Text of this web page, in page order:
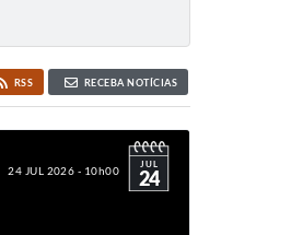
RSS RECEBA NOTÍCIAS
24 JUL 2026 - 10h00 JUL
24